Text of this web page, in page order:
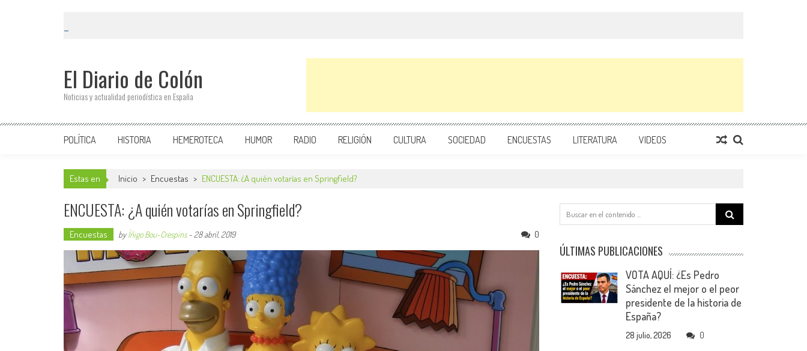
El Diario de Colón
Noticias y actualidad periodística en España
POLÍTICA HISTORIA HEMEROTECA HUMOR RADIO RELIGIÓN CULTURA SOCIEDAD ENCUESTAS LITERATURA VIDEOS
Estas en Inicio > Encuestas > ENCUESTA: ¿A quién votarías en Springfield?
ENCUESTA: ¿A quién votarías en Springfield?
Encuestas byÍñigo Bou-Crespins- 28 abril, 2019 0
Search
for:
ÚLTIMAS PUBLICACIONES
VOTA AQUÍ: ¿Es Pedro
Sánchez el mejor o el peor
presidente de la historia de
España?
28 julio, 2026 0